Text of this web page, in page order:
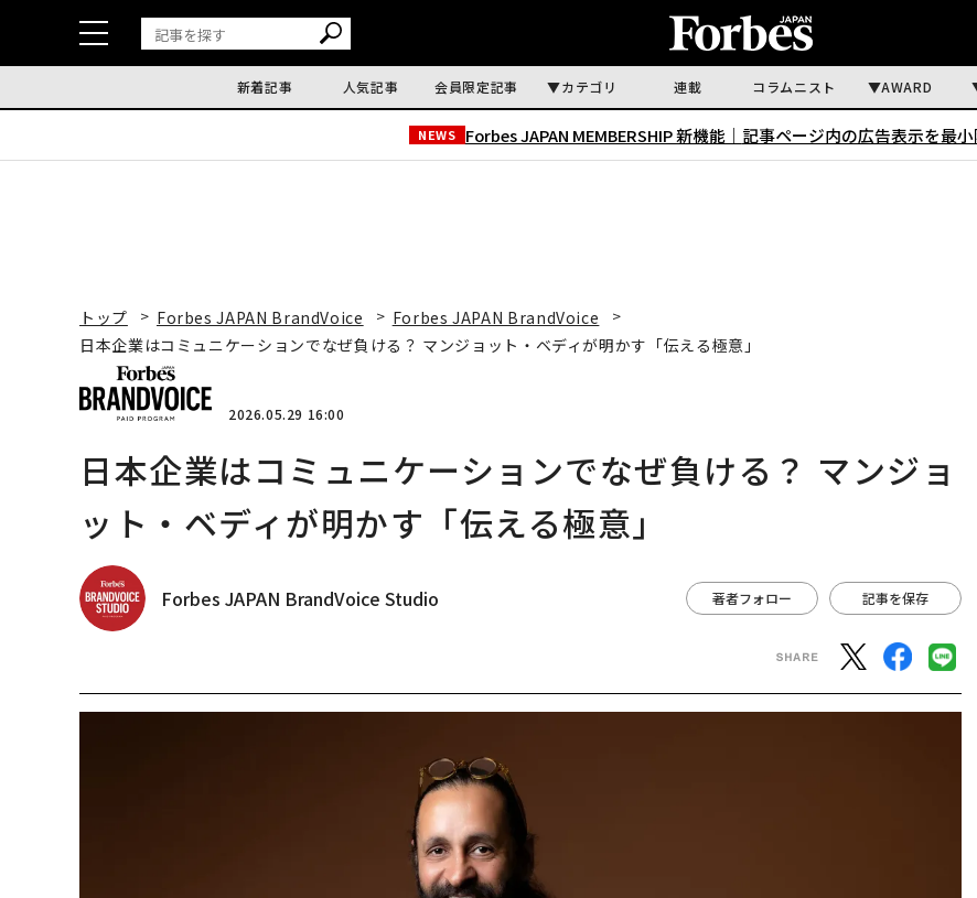
新着記事 人気記事 会員限定記事 カテゴリ 連載 コラムニスト AWARD
NEWS Forbes JAPAN MEMBERSHIP 新機能｜ 記事ページ内の広告表示を最
トップ Forbes JAPAN BrandVoice
Forbes JAPAN BrandVoice
日本企業はコミュニケーションでなぜ負ける？ マンジョット・ベディが明かす「伝える極意」
2026.05.29 16:00
日本企業はコミュニケーションでなぜ負ける？ マンジョ
ット・ベディが明かす「伝える極意」
Forbes JAPAN BrandVoice Studio 著者フォロー 記事を保存